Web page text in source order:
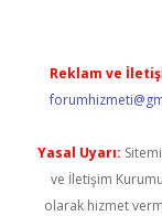
Reklam ve
Yasal Uyarı:
ve İletişim
olarak hizmet